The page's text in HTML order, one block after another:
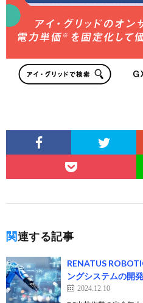
関連する記事
RENATUS
ングシステムの開
2024.12.10